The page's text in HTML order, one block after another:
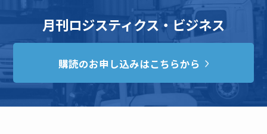
月刊ロジスティクス・ビジネス
購読のお申し込みはこちらから